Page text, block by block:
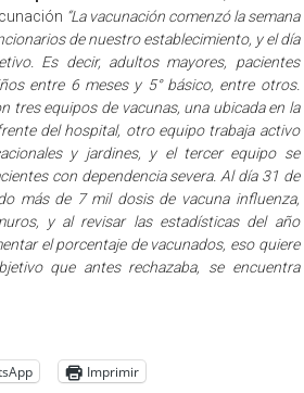
“La vacunación comenzó la semana
de nuestro establecimiento, y el día
Es decir, adultos mayores, pacientes
entre 6 meses y 5° básico, entre otros.
tres equipos de vacunas, una ubicada en la
del hospital, otro equipo trabaja activo
y jardines, y el tercer equipo se
con dependencia severa. Al día 31 de
más de 7 mil dosis de vacuna influenza,
y al revisar las estadísticas del año
el porcentaje de vacunados, eso quiere
que antes rechazaba, se encuentra
Imprimir